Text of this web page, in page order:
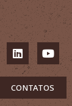
CONTATOS